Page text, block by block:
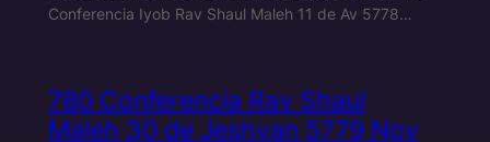
Conferencia Iyob Rav Shaul Maleh 11 de Av 5778…
780 Conferencia Rav Shaul
Maleh 30 de Jeshvan 5779 Nov